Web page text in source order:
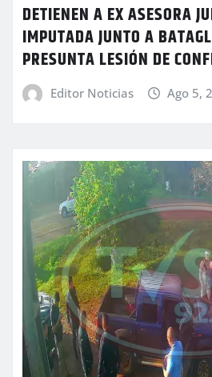
DETIENEN A EX ASESORA
IMPUTADA JUNTO A
PRESUNTA LESIÓN DE
Editor Noticias Ago 5,